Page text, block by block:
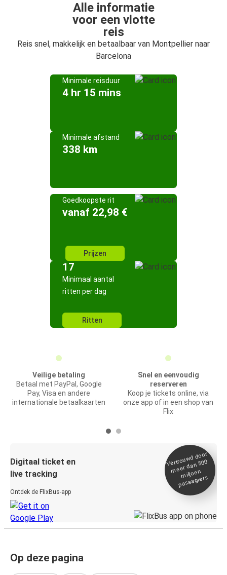
Alle informatie
voor een vlotte
reis
Reis snel, makkelijk en betaalbaar van Montpellier naar
Barcelona
Minimale reisduur
4 hr 15 mins
Minimale afstand
338 km
Goedkoopste rit
vanaf 22,98 €
Prijzen
17
Minimaal aantal
ritten per dag
Ritten
Veilige betaling
Betaal met PayPal, Google
Pay, Visa en andere
internationale betaalkaarten
Snel en eenvoudig
reserveren
Koop je tickets online, via
onze app of in een shop van
Flix
Digitaal ticket en
live tracking
Ontdek de FlixBus-app
Vertrou
wd door
meer dan 500
miljoen
passagiers
Op deze pagina